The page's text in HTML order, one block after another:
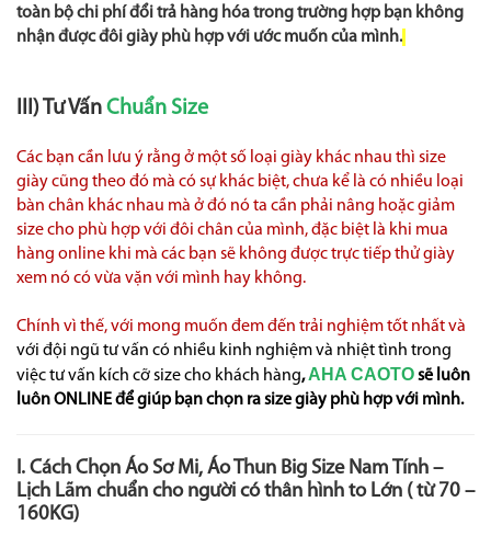
toàn bộ chi phí đổi trả hàng hóa trong trường hợp bạn không
nhận được đôi giày phù hợp với ước muốn của mình.
III) Tư Vấn Chuẩn Size
Các bạn cần lưu ý rằng ở một số loại giày khác nhau thì size
giày cũng theo đó mà có sự khác biệt, chưa kể là có nhiều loại
bàn chân khác nhau mà ở đó nó ta cần phải nâng hoặc giảm
size cho phù hợp với đôi chân của mình, đặc biệt là khi mua
hàng online khi mà các bạn sẽ không được trực tiếp thử giày
xem nó có vừa vặn với mình hay không.
Chính vì thế, với mong muốn đem đến trải nghiệm tốt nhất và
với đội ngũ tư vấn có nhiều kinh nghiệm và nhiệt tình trong
việc tư vấn kích cỡ size cho khách hàng,AHA CAOTOsẽ luôn
luôn ONLINEđể giúp bạn chọn ra size giày phù hợp với mình.
I. Cách Chọn Áo Sơ Mi, Áo Thun Big Size Nam Tính –
Lịch Lãm chuẩn cho người có thân hình to Lớn ( từ 70 –
160KG)